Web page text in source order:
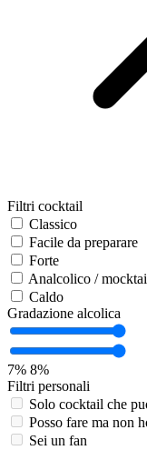
Filtri cocktail
Classico
Facile da preparare
Forte
Analcolico /
Caldo
Gradazione alcolica
7% 8%
Filtri personali
Solo cocktail che
Posso fare ma non
Sei un fan